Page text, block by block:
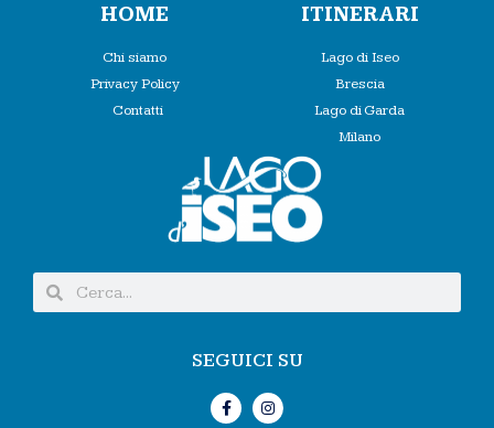
HOME
Chi siamo
Privacy Policy
Contatti
ITINERARI
Lago di Iseo
Brescia
Lago di Garda
Milano
SEGUICI SU